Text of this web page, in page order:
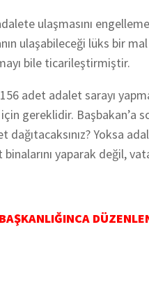
ulaşmasını
ulaşabileceği lüks bir
bile ticarileştirmiştir.
156 adet adalet sarayı
gereklidir. Başbakan’a
dağıtacaksınız? Yoksa
binalarını yaparak değil,